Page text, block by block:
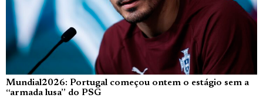
Mundial2026: Portugal começou ontem o estágio sem a
“armada lusa” do PSG